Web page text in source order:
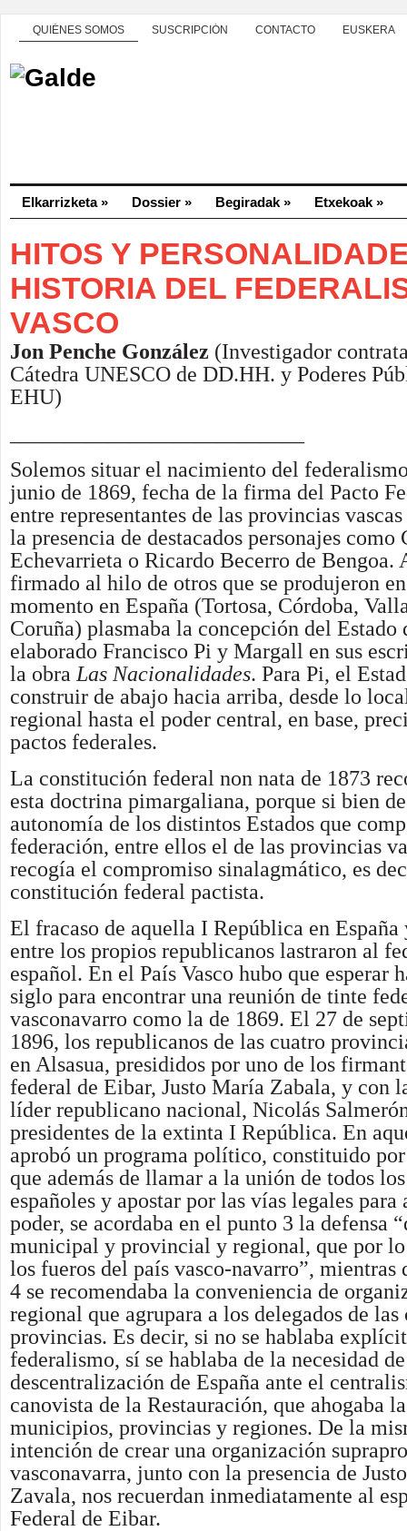
QUIÉNES SOMOS SUSCRIPCIÓN CONTACTO EUSKERA
Elkarrizketa» Dossier » Begiradak » Etxekoak »
HITOS Y
HISTORIA DEL
VASCO
Jon Penche González (Investigador
Cátedra UNESCO de DD.HH. y Poderes
EHU)
Solemos situar el nacimiento del
junio de 1869, fecha de la firma del Pacto
entre representantes de las provincias
la presencia de destacados personajes como
Echevarrieta o Ricardo Becerro de Bengoa.
firmado al hilo de otros que se produjeron
momento en España (Tortosa, Córdoba,
Coruña) plasmaba la concepción del Estado
elaborado Francisco Pi y Margall en sus
la obra Las Nacionalidades. Para Pi, el
construir de abajo hacia arriba, desde lo
regional hasta el poder central, en base,
pactos federales.
La constitución federal non nata de 1873
esta doctrina pimargaliana, porque si bien
autonomía de los distintos Estados que
federación, entre ellos el de las provincias
recogía el compromiso sinalagmático, es
constitución federal pactista.
El fracaso de aquella I República en
entre los propios republicanos lastraron al
español. En el País Vasco hubo que esperar
siglo para encontrar una reunión de tinte
vasconavarro como la de 1869. El 27 de
1896, los republicanos de las cuatro
en Alsasua, presididos por uno de los
federal de Eibar, Justo María Zabala, y con
líder republicano nacional, Nicolás
presidentes de la extinta I República. En
aprobó un programa político, constituido
que además de llamar a la unión de todos
españoles y apostar por las vías legales para
poder, se acordaba en el punto 3 la defensa
municipal y provincial y regional, que por lo
los fueros del país vasco-navarro”, mientras
4 se recomendaba la conveniencia de
regional que agrupara a los delegados de las
provincias. Es decir, si no se hablaba
federalismo, sí se hablaba de la necesidad
descentralización de España ante el
canovista de la Restauración, que ahogaba
municipios, provincias y regiones. De la
intención de crear una organización
vasconavarra, junto con la presencia de
Zavala, nos recuerdan inmediatamente al
Federal de Eibar.